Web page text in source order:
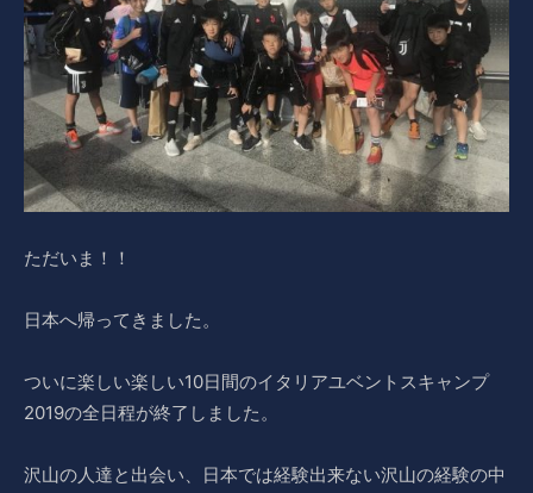
ただいま！！
日本へ帰ってきました。
ついに楽しい楽しい10日間のイタリアユベントスキャンプ
2019の全日程が終了しました。
沢山の人達と出会い、日本では経験出来ない沢山の経験の中